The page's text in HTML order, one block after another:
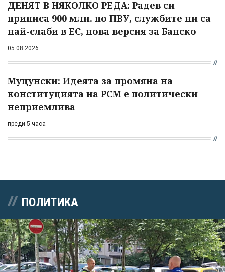
ДЕНЯТ В НЯКОЛКО РЕДА: Радев си
приписа 900 млн. по ПВУ, службите ни са
най-слаби в ЕС, нова версия за Банско
05.08.2026
Муцунски: Идеята за промяна на
конституцията на РСМ е политически
неприемлива
преди 5 часа
ПОЛИТИКА